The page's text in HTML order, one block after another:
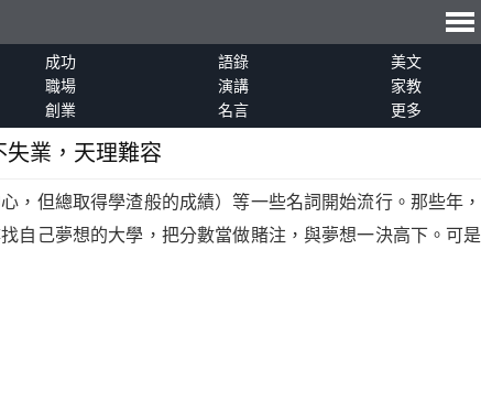
導
成功 語錄
美文
職場 演講
家教
創業 名言 更多
業，天理難容
，但總取得學渣般的成績）等一些名詞開始流行。那些年，
自己夢想的大學，把分數當做賭注，與夢想一決高下。可是